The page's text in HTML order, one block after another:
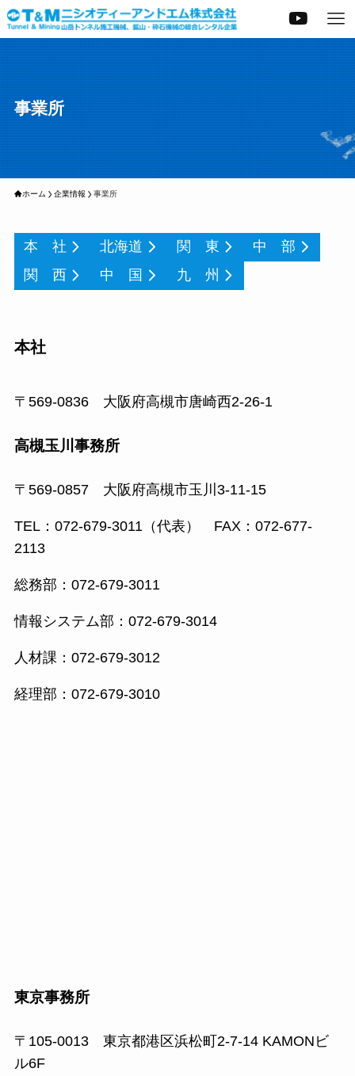
事業所
ホーム 企業情報 事業所
本 社 北海道 関 東
中 部
関 西
中 国 九 州
本社
〒569-0836 大阪府高槻市唐崎西2-26-1
高槻玉川事務所
〒569-0857 大阪府高槻市玉川3-11-15
TEL：072-679-3011（代表） FAX：072-677-
2113
総務部：072-679-3011
情報システム部：072-679-3014
人材課：072-679-3012
経理部：072-679-3010
東京事務所
〒105-0013 東京都港区浜松町2-7-14 KAMONビ
ル6F